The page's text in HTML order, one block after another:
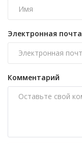
Электронная почта
Комментарий